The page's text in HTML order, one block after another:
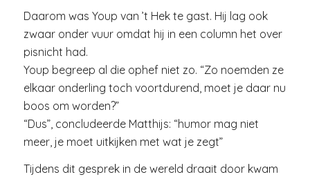
Daarom was Youp van ’t Hek te gast. Hij lag ook
zwaar onder vuur omdat hij in een column het over
pisnicht had.
Youp begreep al die ophef niet zo. “Zo noemden ze
elkaar onderling toch voortdurend, moet je daar nu
boos om worden?”
“Dus”, concludeerde Matthijs: “humor mag niet
meer, je moet uitkijken met wat je zegt”
Tijdens dit gesprek in de wereld draait door kwam